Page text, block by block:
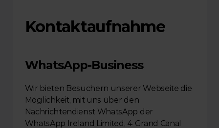
Kontaktaufnahme
WhatsApp-Business
Wir bieten Besuchern unserer Webseite die
Möglichkeit, mit uns über den
Nachrichtendienst WhatsApp der
WhatsApp Ireland Limited, 4 Grand Canal